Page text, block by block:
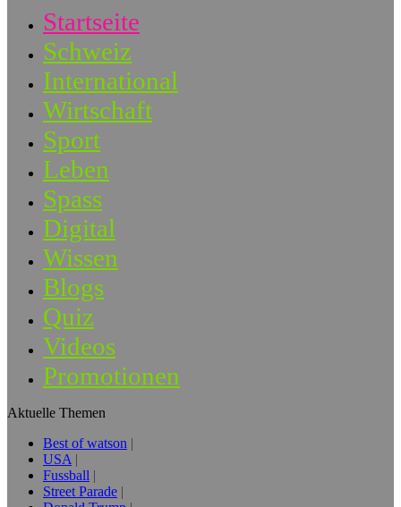
Startseite
Schweiz
International
Wirtschaft
Sport
Leben
Spass
Digital
Wissen
Blogs
Quiz
Videos
Promotionen
Aktuelle Themen
Best of watson
USA
Fussball
Street Parade